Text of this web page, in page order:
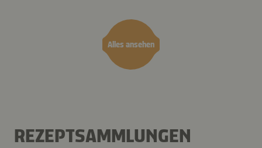
Alles ansehen
REZEPTSAMMLUNGEN